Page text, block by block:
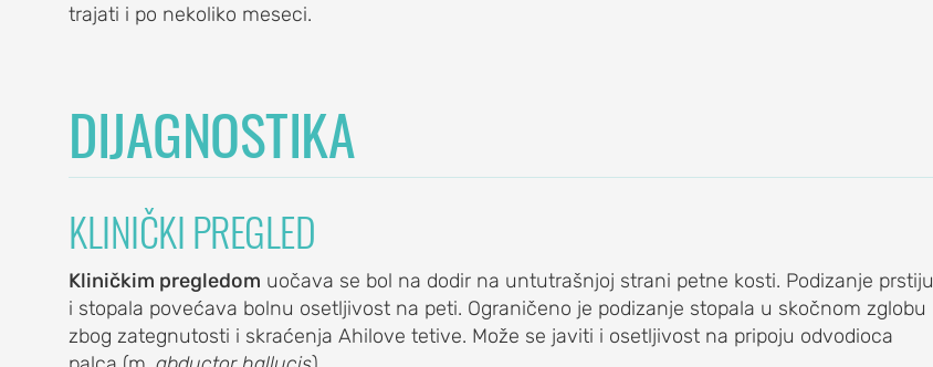
bol u čašici)
jame)
trajati i po nekoliko meseci.
DIJAGNOSTIKA
KLINIČKI PREGLED
Kliničkim pregledom uočava se bol na dodir na untutrašnjoj strani petne kosti. Podizanje prstiju
i stopala povećava bolnu osetljivost na peti. Ograničeno je podizanje stopala u skočnom zglobu
zbog zategnutosti i skraćenja Ahilove tetive. Može se javiti i osetljivost na pripoju odvodioca